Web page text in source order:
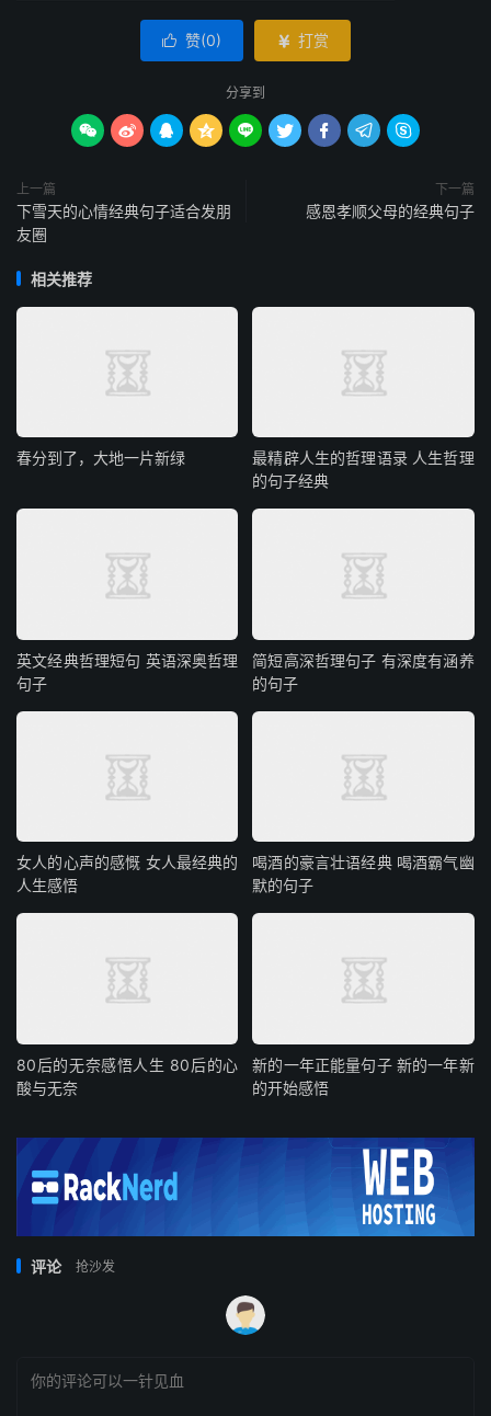
 赞(0)  打赏
分享到
        
上一篇
下雪天的心情经典句子适合发朋
友圈
下一篇
感恩孝顺父母的经典句子
相关推荐
春分到了，大地一片新绿
最精辟人生的哲理语录 人生哲理
的句子经典
英文经典哲理短句 英语深奥哲理
句子
简短高深哲理句子 有深度有涵养
的句子
女人的心声的感慨 女人最经典的
人生感悟
喝酒的豪言壮语经典 喝酒霸气幽
默的句子
80后的无奈感悟人生 80后的心
酸与无奈
新的一年正能量句子 新的一年新
的开始感悟
评论 抢沙发